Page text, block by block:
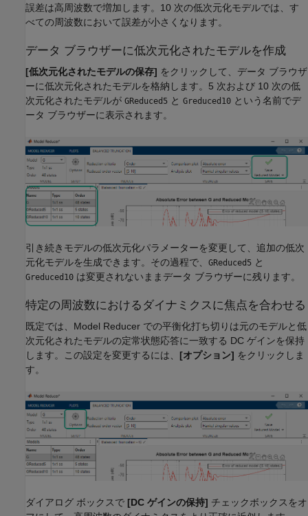
誤差は高周波数で増加します。10 次の低次元化モデルでは、す
べての周波数において誤差が小さくなります。
データ ブラウザーに低次元化されたモデルを作成
[低次元化されたモデルの保存] をクリックして、データ ブラウザ
ーに低次元化されたモデルを格納します。5 次および 10 次の低
次元化されたモデルが GReduced5 と Greduced10 という名前でデ
ータ ブラウザーに表示されます。
引き続きモデルの低次元化パラメーターを変更して、追加の低次
元化モデルを生成できます。その過程で、 GReduced5 と
Greduced10 は変更されないままデータ ブラウザーに残ります。
特定の周波数におけるダイナミクスに焦点を合わせる
既定では、Model Reducer での平衡化打ち切りは元のモデルと低
次元化されたモデルの定常状態応答に一致する DC ゲインを保持
します。この設定を変更するには、 [オプション] をクリックしま
す。
ダイアログ ボックスで [DC ゲインの保持] チェックボックスをオ